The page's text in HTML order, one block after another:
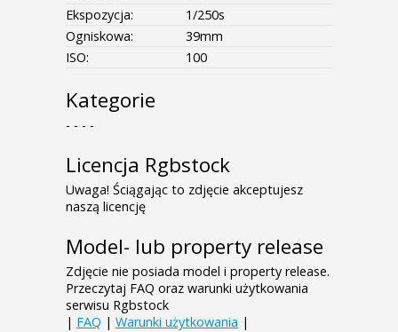
Ekspozycja:
1/250s
Ogniskowa:
39mm
ISO:
100
Kategorie
- - - -
Licencja Rgbstock
Uwaga! Ściągając to zdjęcie akceptujesz
naszą licencję
Model- lub property release
Zdjęcie nie posiada model i property release.
Przeczytaj FAQ oraz warunki użytkowania
serwisu Rgbstock
| FAQ | Warunki użytkowania |